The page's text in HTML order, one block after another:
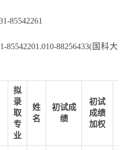
85542261
88256433(国科大
拟
录
取
专
业
姓
名
初试成
绩
初试
成绩
加权